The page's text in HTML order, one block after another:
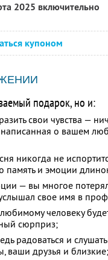
2025 включительно
купоном
подарок, но и:
свои чувства —
написанная о вашем
никогда не
память и эмоции
— вы многое
свое имя в
человеку
сюрприз;
радоваться и
ваши друзья и близкие;